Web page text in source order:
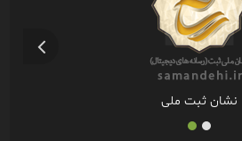
نشان ثبت ملی